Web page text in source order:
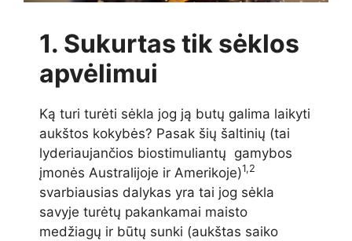
1. Sukurtas tik sėklos
apvėlimui
Ką turi turėti sėkla jog ją butų galima laikyti
aukštos kokybės? Pasak šių šaltinių (tai
lyderiaujančios biostimuliantų gamybos
įmonės Australijoje ir Amerikoje)1,2
svarbiausias dalykas yra tai jog sėkla
savyje turėtų pakankamai maisto
medžiagų ir būtų sunki (aukštas saiko